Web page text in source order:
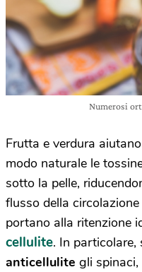
Numerosi
Frutta e verdura
modo naturale le
sotto la pelle,
flusso della
portano alla ritenzione
cellulite. In particolare,
anticellulite gli spinaci,